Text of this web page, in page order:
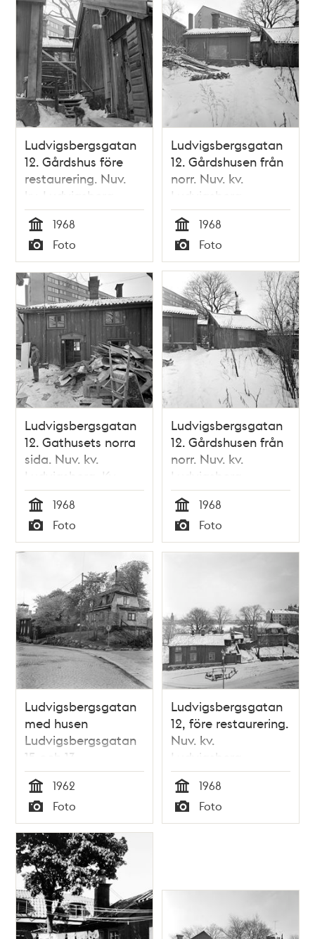
Ludvigsbergsgatan
12. Gårdshus före
restaurering. Nuv.
kv. Ludvigsberg
Tid
1968
Typ
Foto
Ludvigsbergsgatan
12. Gårdshusen från
norr. Nuv. kv.
Ludvigsberg
Tid
1968
Typ
Foto
Ludvigsbergsgatan
12. Gathusets norra
sida. Nuv. kv.
Ludvigsberg. Kv.
Somens Kvarn i
fonden
Tid
1968
Typ
Foto
Ludvigsbergsgatan
12. Gårdshusen från
norr. Nuv. kv.
Ludvigsberg
Tid
1968
Typ
Foto
Ludvigsbergsgatan
med husen
Ludvigsbergsgatan
15 och 13
Tid
1962
Typ
Foto
Ludvigsbergsgatan
12, före restaurering.
Nuv. kv.
Ludvigsberg.
Riddarfjärden i
fonden
Tid
1968
Typ
Foto